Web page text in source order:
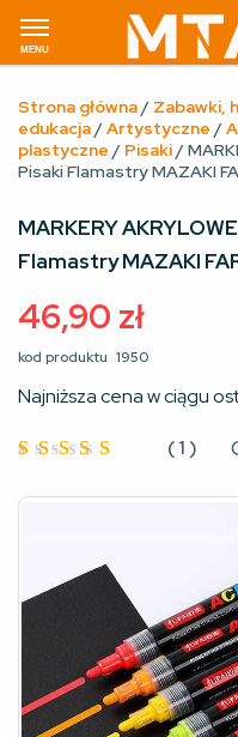
MENU
Strona główna/ Zabawki,
edukacja/ Artystyczne /
plastyczne / Pisaki/
Pisaki Flamastry MAZAKI
MARKERY
Flamastry MAZAKI
46,90 zł
kod produktu 1950
Najniższa cena w ciągu
4na 5
(1 )